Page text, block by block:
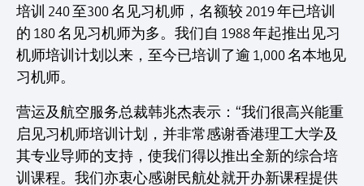
培训 240 至300 名见习机师，名额较 2019 年已培训
的 180 名见习机师为多。我们自 1988 年起推出见习
机师培训计划以来，至今已培训了逾 1,000 名本地见
习机师。
营运及航空服务总裁韩兆杰表示：“我们很高兴能重
启见习机师培训计划，并非常感谢香港理工大学及
其专业导师的支持，使我们得以推出全新的综合培
训课程。我们亦衷心感谢民航处就开办新课程提供